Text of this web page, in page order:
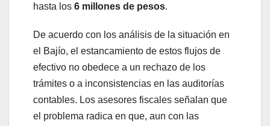
hasta los 6 millones de pesos.
De acuerdo con los análisis de la situación en
el Bajío, el estancamiento de estos flujos de
efectivo no obedece a un rechazo de los
trámites o a inconsistencias en las auditorías
contables. Los asesores fiscales señalan que
el problema radica en que, aun con las